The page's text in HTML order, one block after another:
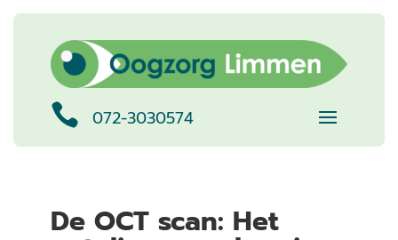
 072-3030574
De OCT scan: Het